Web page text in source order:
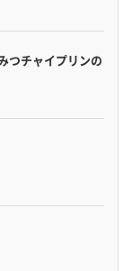
つチャイプリンの